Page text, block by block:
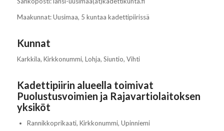
Maakunnat: Uusimaa, 5 kuntaa kadettipiirissä
Kunnat
Karkkila, Kirkkonummi, Lohja, Siuntio, Vihti
Kadettipiirin alueella toimivat
Puolustusvoimien ja Rajavartiolaitoksen
yksiköt
Rannikkoprikaati, Kirkkonummi, Upinniemi